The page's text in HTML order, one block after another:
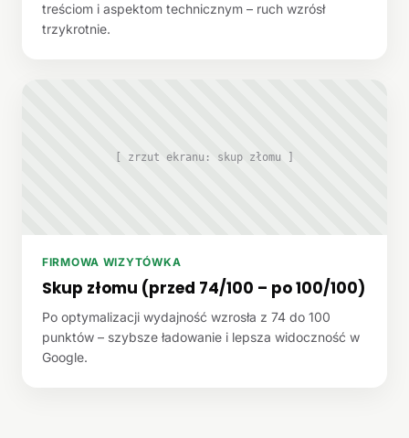
treściom i aspektom technicznym – ruch wzrósł
trzykrotnie.
[ zrzut ekranu: skup złomu ]
FIRMOWA WIZYTÓWKA
Skup złomu (przed 74/100 – po 100/100)
Po optymalizacji wydajność wzrosła z 74 do 100
punktów – szybsze ładowanie i lepsza widoczność w
Google.